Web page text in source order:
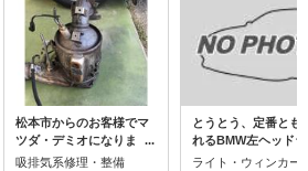
松本市からのお客様でマ
ツダ・デミオになりま
す。ディーラー見積もり
吸排気系修理・整備
とうとう、定番とも
れるBMW左ヘッド
水漏れに頭を悩まさ